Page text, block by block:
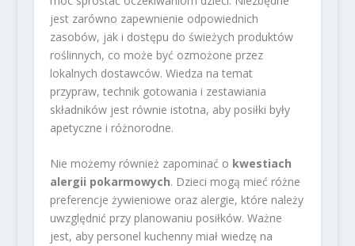
jest zarówno zapewnienie odpowiednich
zasobów, jak i dostępu do świeżych produktów
roślinnych, co może być ozmożone przez
lokalnych dostawców. Wiedza na temat
przypraw, technik gotowania i zestawiania
składników jest równie istotna, aby posiłki były
apetyczne i różnorodne.
Nie możemy również zapominać o kwestiach
alergii pokarmowych. Dzieci mogą mieć różne
preferencje żywieniowe oraz alergie, które należy
uwzględnić przy planowaniu posiłków. Ważne
jest, aby personel kuchenny miał wiedzę na